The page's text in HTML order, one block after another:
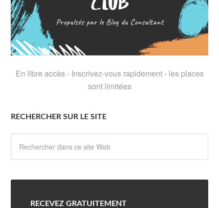
En libre accès - Inscrivez-vous rapidement - les places
sont limitées
RECHERCHER SUR LE SITE
RECEVEZ GRATUITEMENT